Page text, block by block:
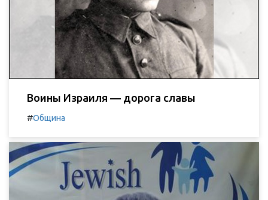
Воины Израиля — дорога славы
#Община